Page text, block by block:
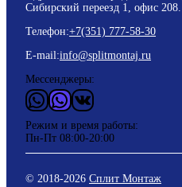
Сибирский переезд 1, офис 208.
Телефон:+7(351) 777-58-30
E-mail:info@splitmontaj.ru
Мессенджеры:
WhatsApp
ViderВКонтакте
Режим и время работы:
Пн-Пт 08:00-20:00
© 2018-2026 Сплит Монтаж